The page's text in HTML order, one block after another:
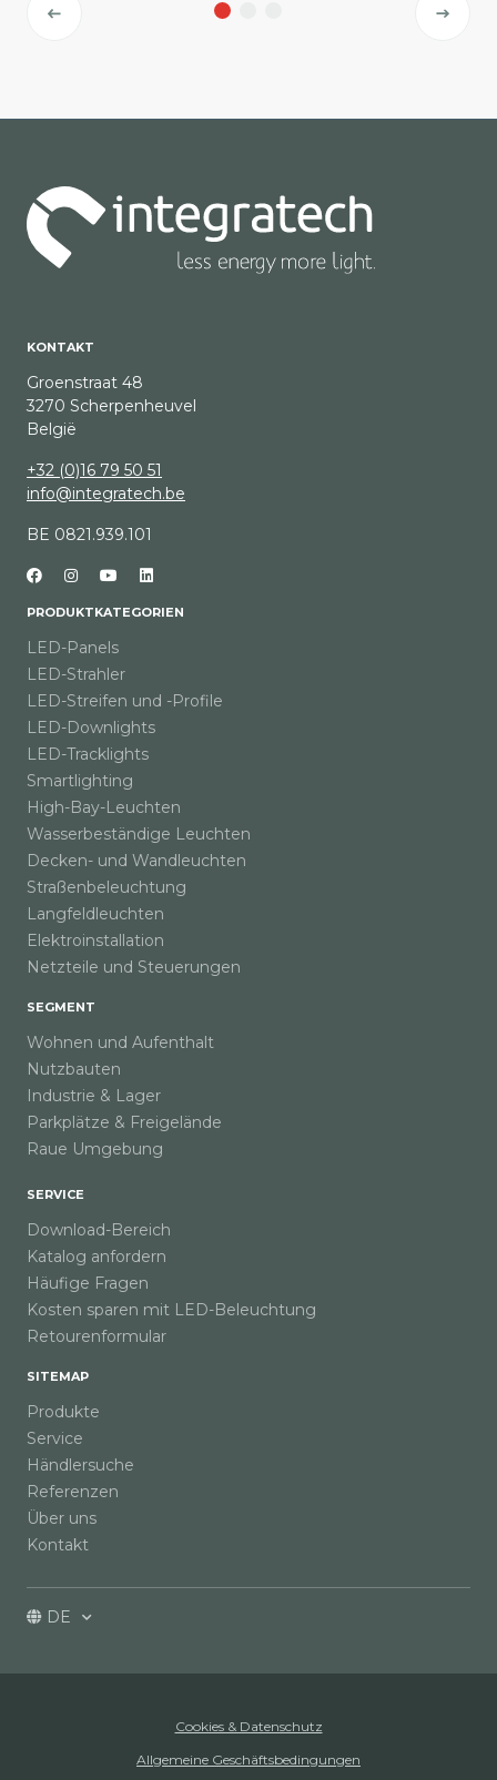
KONTAKT
Groenstraat 48
3270 Scherpenheuvel
België
+32 (0)16 79 50 51
info@integratech.be
BE 0821.939.101
PRODUKTKATEGORIEN
LED-Panels
LED-Strahler
LED-Streifen und -Profile
LED-Downlights
LED-Tracklights
Smartlighting
High-Bay-Leuchten
Wasserbeständige Leuchten
Decken- und Wandleuchten
Straßenbeleuchtung
Langfeldleuchten
Elektroinstallation
Netzteile und Steuerungen
SEGMENT
Wohnen und Aufenthalt
Nutzbauten
Industrie & Lager
Parkplätze & Freigelände
Raue Umgebung
SERVICE
Download-Bereich
Katalog anfordern
Häufige Fragen
Kosten sparen mit LED-Beleuchtung
Retourenformular
SITEMAP
Produkte
Service
Händlersuche
Referenzen
Über uns
Kontakt
DE
Cookies & Datenschutz
Allgemeine Geschäftsbedingungen